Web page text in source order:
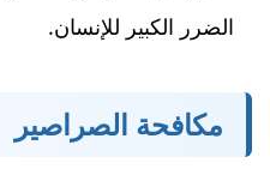
الضرر الكبير للإنسان.
مكافحة الصراصير